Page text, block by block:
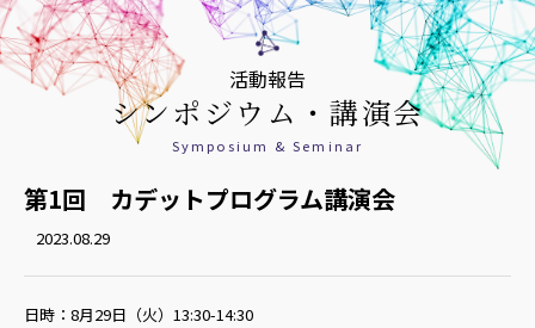
活動報告
シンポジウム・講演会
Symposium & Seminar
第1回 カデットプログラム講演会
2023.08.29
日時：8月29日（火）13:30-14:30